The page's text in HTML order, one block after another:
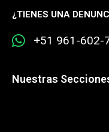
¿TIENES UNA
+51 961-602-
Nuestras